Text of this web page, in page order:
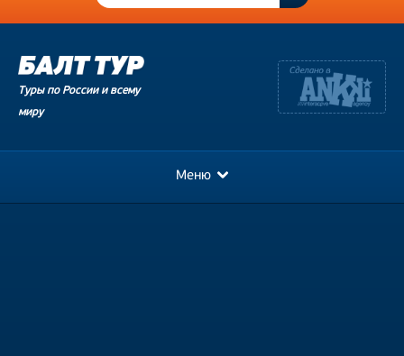
Туры по России и всему
миру
Меню